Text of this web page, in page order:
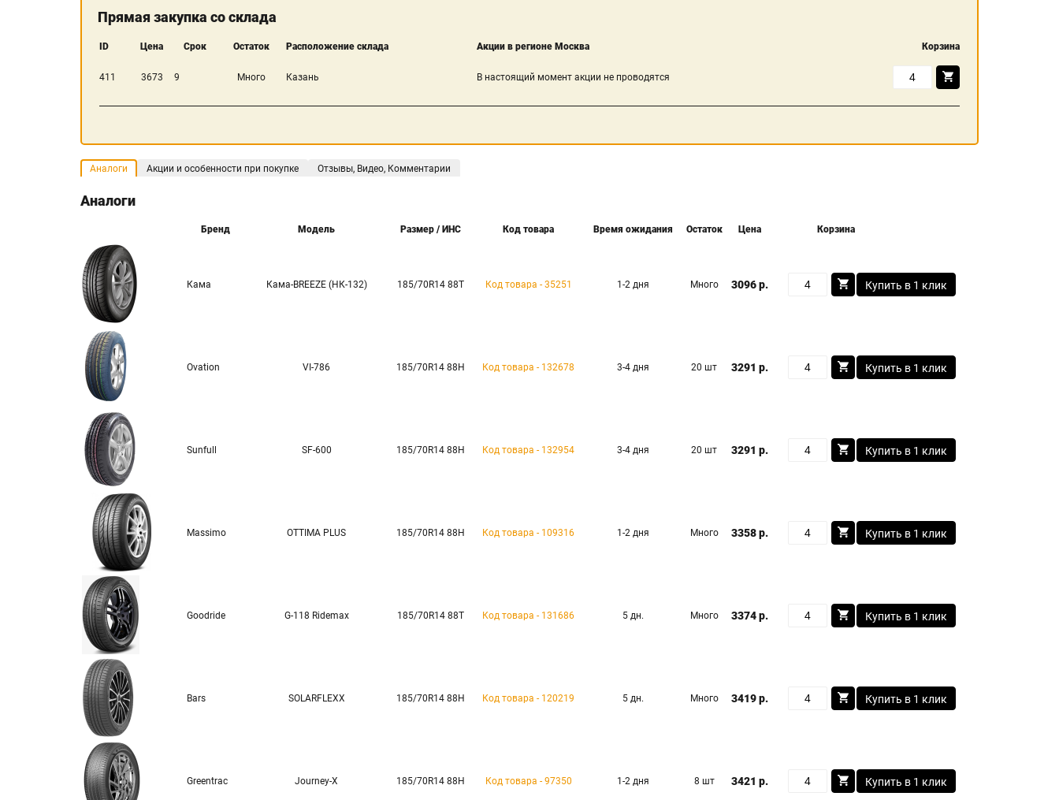
Прямая закупка со склада
ID Цена Срок Остаток Расположение склада Акции в регионе Москва Корзина
411 3673 9 Много Казань В настоящий момент акции не проводятся
Аналоги Акции и особенности при покупке Отзывы, Видео, Комментарии
Аналоги
Бренд Модель Размер / ИНС Код товара Время ожидания Остаток Цена Корзина
Кама Кама-BREEZE (НК-132) 185/70R14 88T Код товара - 35251 1-2 дня Много 3096 р. Купить в 1 клик
Ovation VI-786 185/70R14 88H Код товара - 132678 3-4 дня 20 шт 3291 р. Купить в 1 клик
Sunfull SF-600 185/70R14 88H Код товара - 132954 3-4 дня 20 шт 3291 р. Купить в 1 клик
Massimo OTTIMA PLUS 185/70R14 88H Код товара - 109316 1-2 дня Много 3358 р. Купить в 1 клик
Goodride G-118 Ridemax 185/70R14 88T Код товара - 131686 5 дн. Много 3374 р. Купить в 1 клик
Bars SOLARFLEXX 185/70R14 88H Код товара - 120219 5 дн. Много 3419 р. Купить в 1 клик
Greentrac Journey-X 185/70R14 88H Код товара - 97350 1-2 дня 8 шт 3421 р. Купить в 1 клик